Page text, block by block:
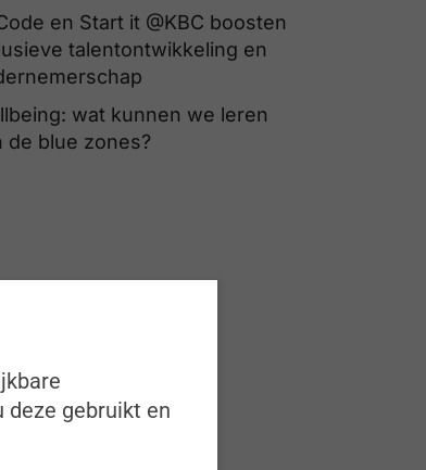
en Start it @KBC boosten
talentontwikkeling en
wat kunnen we leren
de blue zones?
deze gebruikt en